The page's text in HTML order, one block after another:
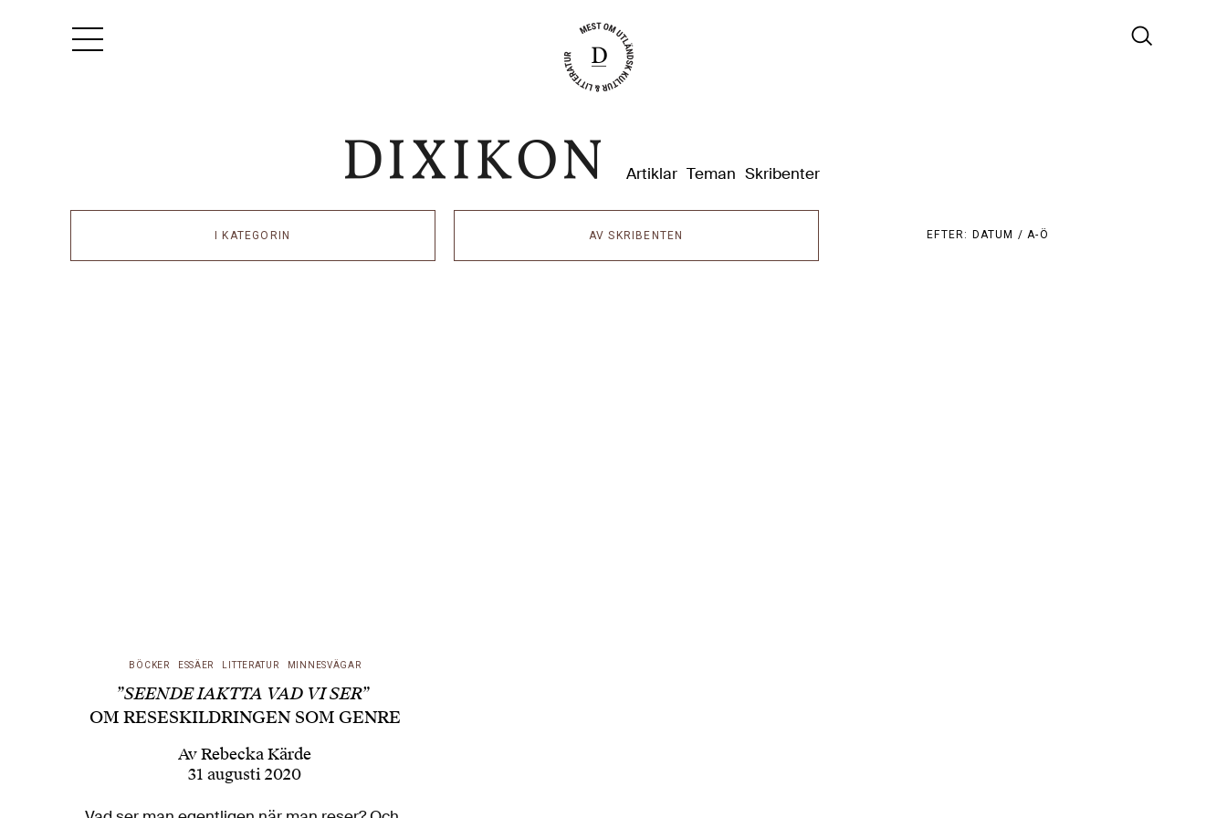
Artiklar Teman Skribenter
I KATEGORIN AV SKRIBENTEN EFTER: DATUM / A-Ö
BÖCKER ESSÄER LITTERATUR MINNESVÄGAR
”SEENDE IAKTTA VAD VI SER”
OM RESESKILDRINGEN SOM GENRE
AvRebecka Kärde
31 augusti 2020